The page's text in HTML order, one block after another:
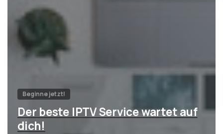
Beginne jetzt!
Der beste IPTV Service wartet auf
dich!